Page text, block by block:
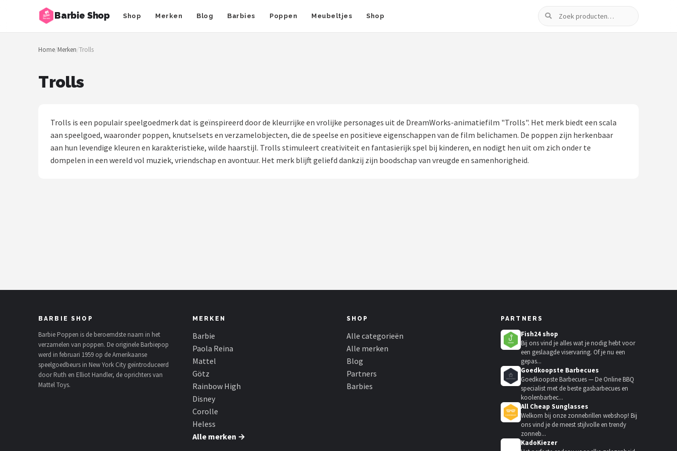
Barbie Shop Shop Merken Blog Barbies Poppen Meubeltjes Shop
Zoeken
Zoeken
NAVIGATIE
Barbies
Götz
Rainbow High
Disney
Home/Merken/Trolls
Trolls
Trolls is een populair speelgoedmerk dat is geïnspireerd door de kleurrijke en vrolijke personages uit de DreamWorks-animatiefilm "Trolls". Het merk biedt een scala
aan speelgoed, waaronder poppen, knutselsets en verzamelobjecten, die de speelse en positieve eigenschappen van de film belichamen. De poppen zijn herkenbaar
aan hun levendige kleuren en karakteristieke, wilde haarstijl. Trolls stimuleert creativiteit en fantasierijk spel bij kinderen, en nodigt hen uit om zich onder te
dompelen in een wereld vol muziek, vriendschap en avontuur. Het merk blijft geliefd dankzij zijn boodschap van vreugde en samenhorigheid.
BARBIE SHOP
Barbie Poppen is de beroemdste naam in het
verzamelen van poppen. De originele Barbiepop
werd in februari 1959 op de Amerikaanse
speelgoedbeurs in New York City geïntroduceerd
door Ruth en Elliot Handler, de oprichters van
Mattel Toys.
MERKEN
Barbie
Paola Reina
Mattel
Götz
Rainbow High
Disney
Corolle
Heless
Alle merken →
SHOP
Alle categorieën
Alle merken
Blog
Partners
Barbies
PARTNERS
Fish24 shop
Bij ons vind je alles wat je nodig hebt voor
een geslaagde viservaring. Of je nu een
gepas...
Goedkoopste Barbecues
Goedkoopste Barbecues — De Online BBQ
specialist met de beste gasbarbecues en
koolenbarbec...
All Cheap Sunglasses
Welkom bij onze zonnebrillen webshop! Bij
ons vind je de meest stijlvolle en trendy
zonneb...
KadoKiezer